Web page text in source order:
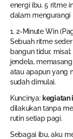
energi ibu. 5 ritme
dalam mengurangi
1. 2-Minute Win
Sebuah ritme
bangun tidur,
jendela,
atau apapun yang
sudah dimulai.
Kuncinya: kegiatan
dilakukan tanpa
rutin setiap pagi.
Sebagai ibu, aku